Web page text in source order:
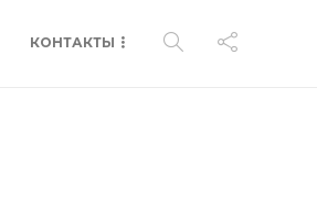
КОНТАКТЫ